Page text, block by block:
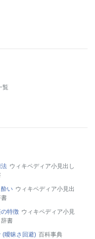
覧
ウィキペディア小見出し
い ウィキペディア小見出
書
特徴 ウィキペディア小見
書
(曖昧さ回避) 百科事典